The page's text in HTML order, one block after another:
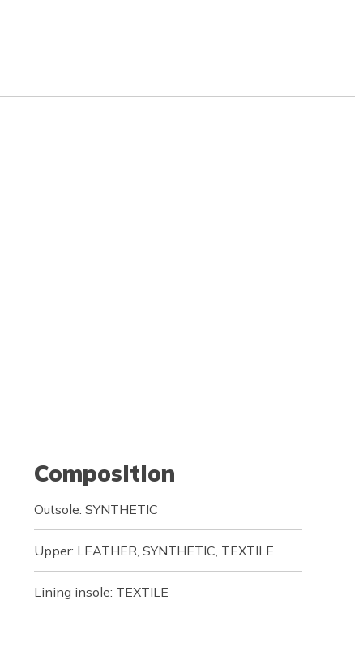
Composition
Outsole: SYNTHETIC
Upper: LEATHER, SYNTHETIC, TEXTILE
Lining insole: TEXTILE